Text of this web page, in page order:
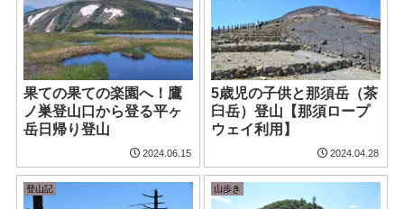
果ての果ての楽園へ！鷹
ノ巣登山口から登る平ヶ
岳日帰り登山
2024.06.15
5歳児の子供と那須岳（茶
臼岳）登山【那須ロープ
ウェイ利用】
2024.04.28
登山記 山歩き